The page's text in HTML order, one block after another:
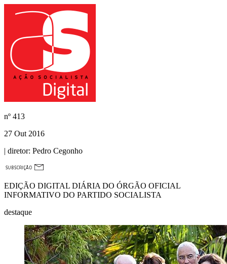
nº 413
27 Out 2016
| diretor: Pedro Cegonho
EDIÇÃO DIGITAL DIÁRIA DO ÓRGÃO OFICIAL
INFORMATIVO DO PARTIDO SOCIALISTA
destaque